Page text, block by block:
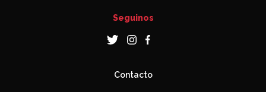
Seguinos
Contacto